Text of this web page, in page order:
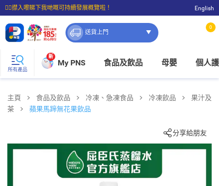
☝🏼㩒入嚟睇下我哋嘅可持續發展概覽啦！
⭐購物滿$399即享免費送貨；滿$100即可免費店取。
English
送貨上門
0
所有產品
新
My PNS 食品及飲品 母嬰 個人
主頁 食品及飲品 冷凍、急凍食品 冷凍飲品
果汁及
茶
蘋果馬蹄無花果飲品
分享給朋友